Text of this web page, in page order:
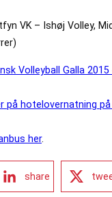
VK – Ishøj Volley,
Volleyball Galla 2015
på hotelovernatning
her.
share